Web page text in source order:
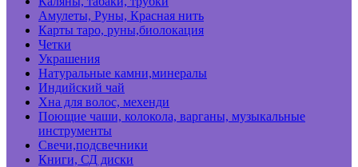
Амулеты, Руны, Красная нить
Карты таро, руны,биолокация
Четки
Украшения
Натуральные камни,минералы
Индийский чай
Хна для волос, мехенди
Поющие чаши, колокола, варганы, музыкальные
инструменты
Свечи,подсвечники
Книги, СД диски